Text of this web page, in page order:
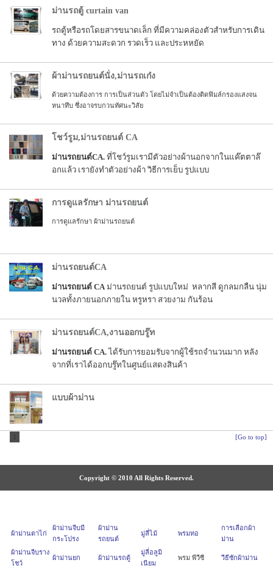
ม่านรถตู้ curtain van
รถตู้หรือรถโดยสารขนาดเล็ก ที่มีความคล่องตัวสำหรับการเดิน
ทาง ด้วยความสะดวก รวดเร็ว และประหหยัด
ผ้าม่านรถยนต์นั่ง,ม่านรถเก๋ง
ด้วยความต้องการ การเป็นส่วนตัว โดยไม่จำเป็นต้องติดฟิมล์กรองแสงจน
หนาทึบ ซึ่งอาจรบกวนทัศนะวิสัย
โชว์รูม,ม่านรถยนต์ CA
ม่านรถยนต์CA. ที่โชว์รูมเรามีตัวอย่างผ้านอกจากในแค๊ตตาล๊
อกแล้ว เรายังทำตัวอย่างผ้า วิธีการเย็บ รูปแบบ
การดูแลรักษา ม่านรถยนต์
การดูแลรักษา ผ้าม่านรถยนต์
ม่านรถยนต์CA
ม่านรถยนต์ CA ม่านรถยนต์ รูปแบบใหม่ หลากสี ดูกลมกลืน นุ่ม
นวลทั้งภายนอกภายใน หรูหรา สวยงาม กันร้อน
ม่านรถยนต์CA,งานออกบรู๊ท
ม่านรถยนต์ CA. ได้รับการยอมรับจากผู้ใช้รถจำนวนมาก หลัง
จากที่เราได้ออกบรู๊ทในศูนย์แสดงสินค้า
แบบผ้าม่าน
[Go to top]
Copyright © 2010 All Rights Reserved.
ผ้าม่านตาไก่
ผ้าม่านจีบมี
กระโปรง
ผ้าม่าน
รถยนต์
มู่ลี่ไม้ พรมทอ
การเลือกผ้า
ม่าน
ผ้าม่านจีบราง
โชว์
ผ้าม่านยก ผ้าม่านรถตู้
มู่ลี่อลูมิ
เนียม
พรม พีวีซี วีธีซักผ้าม่าน